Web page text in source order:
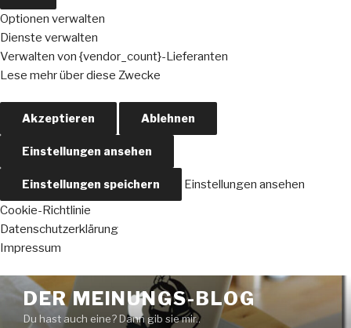
Optionen verwalten
Dienste verwalten
Verwalten von {vendor_count}-Lieferanten
Lese mehr über diese Zwecke
Akzeptieren Ablehnen
Einstellungen ansehen
Einstellungen speichern
Einstellungen ansehen
Cookie-Richtlinie
Datenschutzerklärung
Impressum
Zum
Inhalt
springen
DER MEINUNGS-BLOG
Du hast auch eine? Dann gib sie mir..